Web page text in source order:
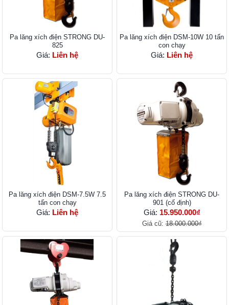
Pa lăng xích điện STRONG DU-
825
Giá: Liên hệ
Pa lăng xích điện DSM-10W 10 tấn
con chạy
Giá: Liên hệ
Pa lăng xích điện DSM-7.5W 7.5
tấn con chạy
Giá: Liên hệ
Pa lăng xích điện STRONG DU-
901 (cố định)
Giá: 15.950.000₫
Giá cũ:18.000.000₫